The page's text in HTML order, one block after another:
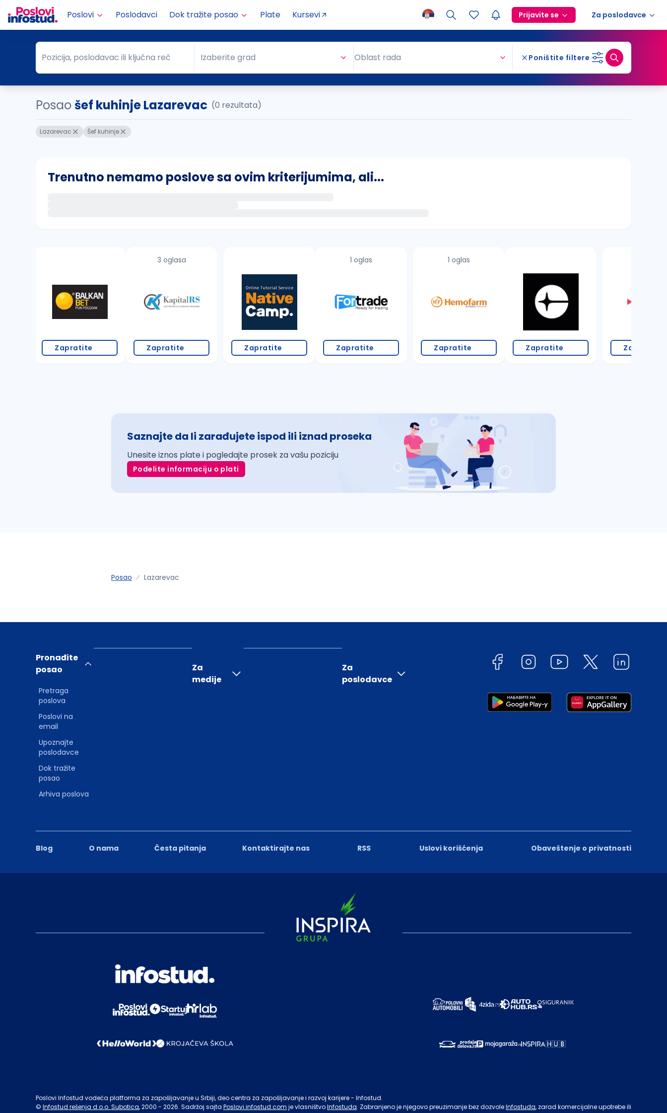
Poslovi Poslodavci Dok tražite posao Plate Kursevi Prijavite se Za poslodavce
Pozicija, poslodavac ili ključna reč
Pozicija, poslodavac ili ključna reč Grad
Izaberite grad Oblast rada Poništite filtere
Posao šef kuhinje Lazarevac (0 rezultata)
Lazarevac Šef kuhinje
Trenutno nemamo poslove sa ovim kriterijumima, ali...
proverite pravopisne greške (koristite č, ć, š, đ, ž, dž)
povećajte radijus za odabrani grad
Zapratite
3 oglasa
Zapratite Zapratite
1 oglas
Zapratite
1 oglas
Zapratite Zapratite Zapratite
Saznajte da li zarađujete ispod ili iznad proseka
Unesite iznos plate i pogledajte prosek za vašu poziciju
Podelite informaciju o plati
Posao Lazarevac
Blog O nama Česta pitanja Kontaktirajte nas RSS Uslovi korišćenja Obaveštenje o privatnosti
Pronađite
posao
Pretraga
poslova
Poslovi na
email
Upoznajte
poslodavce
Dok tražite
posao
Arhiva poslova
Za
medije
Za
poslodavce
Poslovi Infostud vodeća platforma za zapošljavanje u Srbiji, deo centra za zapošljavanje i razvoj karijere - Infostud.
© Infostud rešenja d.o.o. Subotica, 2000 - 2026. Sadržaj sajta Poslovi.infostud.com je vlasništvoInfostuda. Zabranjeno je njegovo preuzimanje bez dozvoleInfostuda, zarad komercijalne upotrebe ili